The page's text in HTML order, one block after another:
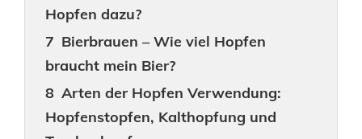
Hopfen dazu?
Bierbrauen – Wie viel Hopfen
braucht mein Bier?
Arten der Hopfen Verwendung:
Hopfenstopfen, Kalthopfung und